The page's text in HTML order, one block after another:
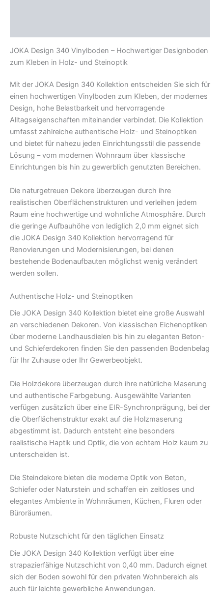
JOKA Design 340 Vinylboden – Hochwertiger Designboden
zum Kleben in Holz- und Steinoptik
Mit der JOKA Design 340 Kollektion entscheiden Sie sich für
einen hochwertigen Vinylboden zum Kleben, der modernes
Design, hohe Belastbarkeit und hervorragende
Alltagseigenschaften miteinander verbindet. Die Kollektion
umfasst zahlreiche authentische Holz- und Steinoptiken
und bietet für nahezu jeden Einrichtungsstil die passende
Lösung – vom modernen Wohnraum über klassische
Einrichtungen bis hin zu gewerblich genutzten Bereichen.
Die naturgetreuen Dekore überzeugen durch ihre
realistischen Oberflächenstrukturen und verleihen jedem
Raum eine hochwertige und wohnliche Atmosphäre. Durch
die geringe Aufbauhöhe von lediglich 2,0 mm eignet sich
die JOKA Design 340 Kollektion hervorragend für
Renovierungen und Modernisierungen, bei denen
bestehende Bodenaufbauten möglichst wenig verändert
werden sollen.
Authentische Holz- und Steinoptiken
Die JOKA Design 340 Kollektion bietet eine große Auswahl
an verschiedenen Dekoren. Von klassischen Eichenoptiken
über moderne Landhausdielen bis hin zu eleganten Beton-
und Schieferdekoren finden Sie den passenden Bodenbelag
für Ihr Zuhause oder Ihr Gewerbeobjekt.
Die Holzdekore überzeugen durch ihre natürliche Maserung
und authentische Farbgebung. Ausgewählte Varianten
verfügen zusätzlich über eine EIR-Synchronprägung, bei der
die Oberflächenstruktur exakt auf die Holzmaserung
abgestimmt ist. Dadurch entsteht eine besonders
realistische Haptik und Optik, die von echtem Holz kaum zu
unterscheiden ist.
Die Steindekore bieten die moderne Optik von Beton,
Schiefer oder Naturstein und schaffen ein zeitloses und
elegantes Ambiente in Wohnräumen, Küchen, Fluren oder
Büroräumen.
Robuste Nutzschicht für den täglichen Einsatz
Die JOKA Design 340 Kollektion verfügt über eine
strapazierfähige Nutzschicht von 0,40 mm. Dadurch eignet
sich der Boden sowohl für den privaten Wohnbereich als
auch für leichte gewerbliche Anwendungen.